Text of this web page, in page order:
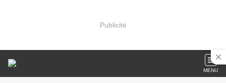
Publicité
MENU